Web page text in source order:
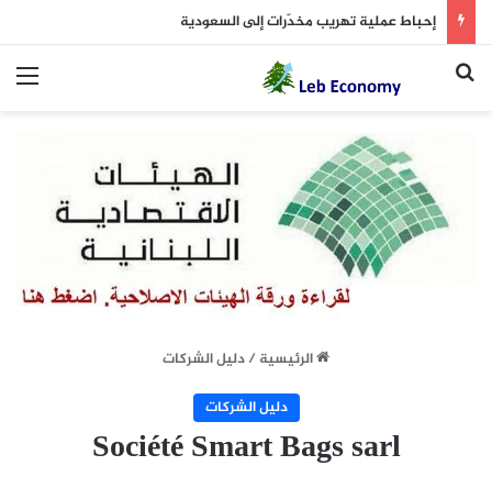
إحباط عملية تهريب مخدّرات إلى السعودية
بحث عن
الرئيسية/دليل الشركات
دليل الشركات
Société Smart Bags sarl